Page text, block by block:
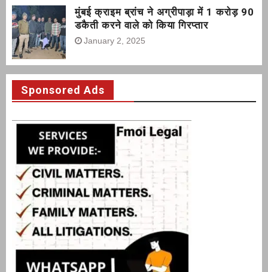
मुंबई क्राइम ब्रांच ने अग्रीपाड़ा में 1 करोड़ 90
डकैती करने वाले को किया गिरप्तार
January 2, 2025
Sponsored Ads